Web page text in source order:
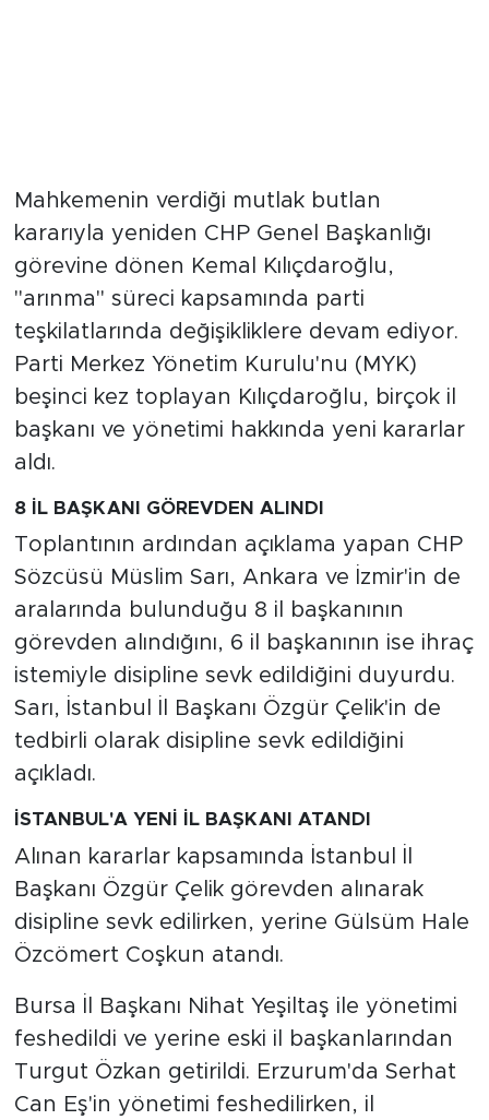
Mahkemenin verdiği mutlak butlan
kararıyla yeniden CHP Genel Başkanlığı
görevine dönen Kemal Kılıçdaroğlu,
"arınma" süreci kapsamında parti
teşkilatlarında değişikliklere devam ediyor.
Parti Merkez Yönetim Kurulu'nu (MYK)
beşinci kez toplayan Kılıçdaroğlu, birçok il
başkanı ve yönetimi hakkında yeni kararlar
aldı.
8 İL BAŞKANI GÖREVDEN ALINDI
Toplantının ardından açıklama yapan CHP
Sözcüsü Müslim Sarı, Ankara ve İzmir'in de
aralarında bulunduğu 8 il başkanının
görevden alındığını, 6 il başkanının ise ihraç
istemiyle disipline sevk edildiğini duyurdu.
Sarı, İstanbul İl Başkanı Özgür Çelik'in de
tedbirli olarak disipline sevk edildiğini
açıkladı.
İSTANBUL'A YENİ İL BAŞKANI ATANDI
Alınan kararlar kapsamında İstanbul İl
Başkanı Özgür Çelik görevden alınarak
disipline sevk edilirken, yerine Gülsüm Hale
Özcömert Coşkun atandı.
Bursa İl Başkanı Nihat Yeşiltaş ile yönetimi
feshedildi ve yerine eski il başkanlarından
Turgut Özkan getirildi. Erzurum'da Serhat
Can Eş'in yönetimi feshedilirken, il